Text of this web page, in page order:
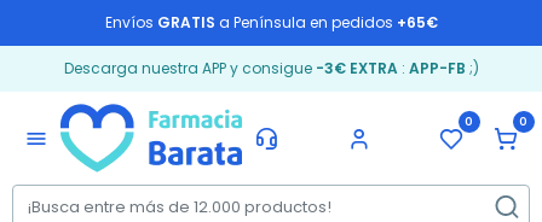
Envíos GRATIS a Península en pedidos +65€
Descarga nuestra APP y consigue -3€ EXTRA: APP-FB ;)
menu
0 0